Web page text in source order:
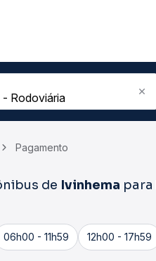
Pagamento
de Ivinhema para
06h00 - 11h59 12h00 - 17h59